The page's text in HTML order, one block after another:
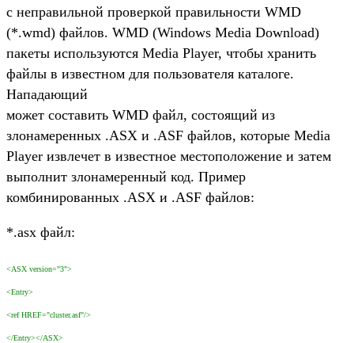
с неправильной проверкой правильности WMD
(*.wmd) файлов. WMD (Windows Media Download)
пакеты используются Media Player, чтобы хранить
файлы в известном для пользователя каталоге.
Нападающий
может составить WMD файл, состоящий из
злонамеренных .ASX и .ASF файлов, которые Media
Player извлечет в известное местоположение и затем
выполнит злонамеренный код. Пример
комбинированных .ASX и .ASF файлов:
*.asx файл:
<ASX version="3">
<Entry>
<ref HREF="cluster.asf"/>
</Entry></ASX>